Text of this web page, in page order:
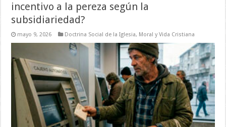
incentivo a la pereza según la
subsidiariedad?
mayo 9, 2026 Doctrina Social de la Iglesia, Moral y Vida Cristiana